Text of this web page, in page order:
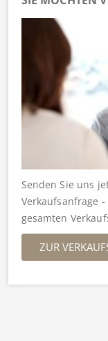
Senden Sie uns
Verkaufsanfrage
gesamten
ZUR